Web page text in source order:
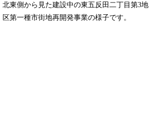
北東側から見た建設中の東五反田二丁目第3地
区第一種市街地再開発事業の様子です。